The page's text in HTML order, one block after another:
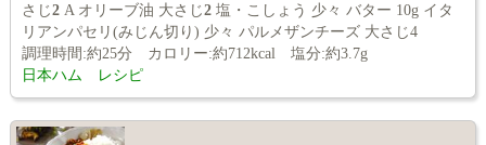
さじ2A オリーブ油 大さじ2塩・こしょう 少々 バター 10g イタ
リアンパセリ(みじん切り) 少々 パルメザンチーズ 大さじ4
調理時間:約25分 カロリー:約712kcal 塩分:約3.7g
日本ハム レシピ